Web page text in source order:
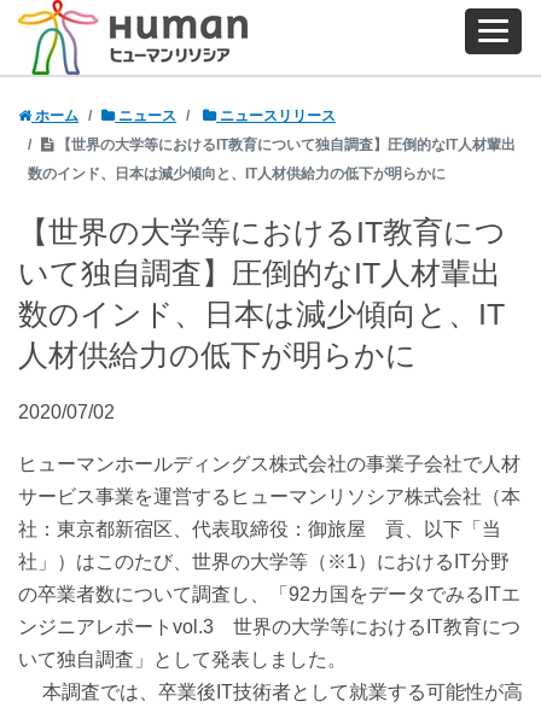
ホーム ニュース
ニュースリリース
【世界の大学等におけるIT教育について独自調査】圧倒的なIT人材輩出
数のインド、日本は減少傾向と、IT人材供給力の低下が明らかに
【世界の大学等におけるIT教育につ
いて独自調査】圧倒的なIT人材輩出
数のインド、日本は減少傾向と、IT
人材供給力の低下が明らかに
2020/07/02
ヒューマンホールディングス株式会社の事業子会社で人材
サービス事業を運営するヒューマンリソシア株式会社（本
社：東京都新宿区、代表取締役：御旅屋 貢、以下「当
社」）はこのたび、世界の大学等（※1）におけるIT分野
の卒業者数について調査し、「92カ国をデータでみるITエ
ンジニアレポートvol.3 世界の大学等におけるIT教育につ
いて独自調査」として発表しました。
本調査では、卒業後IT技術者として就業する可能性が高